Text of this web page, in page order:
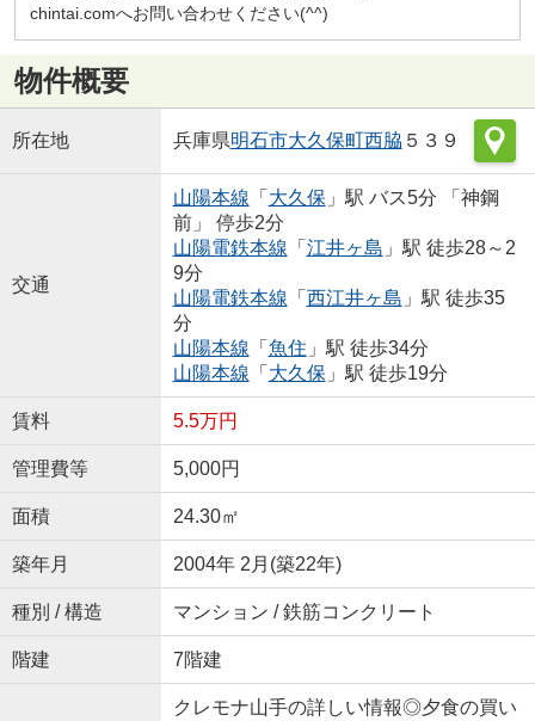
chintai.comへお問い合わせください(^^)
物件概要
所在地 兵庫県明石市大久保町西脇 ５３９
交通
山陽本線 「 大久保 」駅 バス5分 「神鋼
前」 停歩2分
山陽電鉄本線 「 江井ヶ島 」駅 徒歩28～2
9分
山陽電鉄本線 「 西江井ヶ島 」駅 徒歩35
分
山陽本線 「 魚住 」駅 徒歩34分
山陽本線 「 大久保 」駅 徒歩19分
賃料 5.5万円
管理費等 5,000円
面積 24.30㎡
築年月 2004年 2月(築22年)
種別 / 構造 マンション / 鉄筋コンクリート
階建 7階建
クレモナ山手の詳しい情報◎夕食の買い